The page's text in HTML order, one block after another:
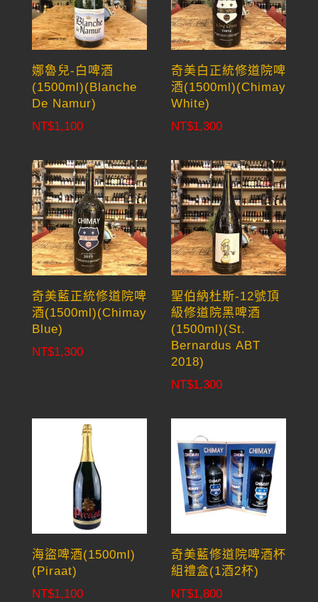
娜魯兒-白啤酒
(1500ml)(Blanche
De Namur)
NT$1,100
奇美白正統修道院啤
酒(1500ml)(Chimay
White)
NT$1,300
奇美藍正統修道院啤
酒(1500ml)(Chimay
Blue)
NT$1,300
聖伯納杜斯-12號頂
級修道院黑啤酒
(1500ml)(St.
Bernardus ABT
2018)
NT$1,300
海盜啤酒(1500ml)
(Piraat)
NT$1,100
奇美藍修道院啤酒杯
組禮盒(1酒2杯)
NT$1,800